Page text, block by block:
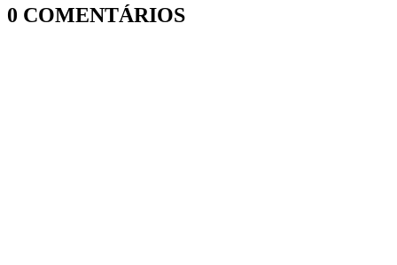
0 COMENTÁRIOS